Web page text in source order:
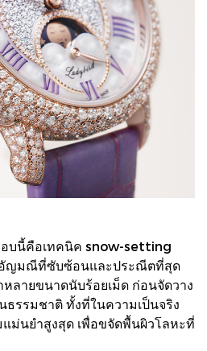
บนี้คือเทคนิค snow-setting
อัญมณีที่ซับซ้อนและประณีตที่สุด
ลายขนาดนับร้อยเม็ด ก่อนจัดวาง
ธรรมชาติ ทั้งที่ในความเป็นจริง
ม่นยำสูงสุด เพื่อขจัดพื้นผิวโลหะที่